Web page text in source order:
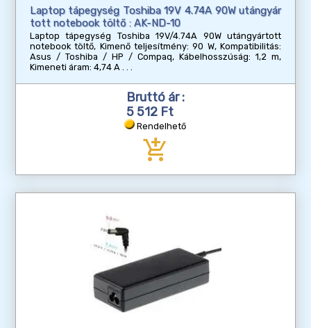
Laptop tápegység Toshiba 19V 4.74A 90W utángyár
tott notebook töltő : AK-ND-10
Laptop tápegység Toshiba 19V/4.74A 90W utángyártott
notebook töltő, Kimenő teljesítmény: 90 W, Kompatibilitás:
Asus / Toshiba / HP / Compaq, Kábelhosszúság: 1,2 m,
Kimeneti áram: 4,74 A
Bruttó ár :
5 512 Ft
Rendelhető
add_shopping_cart